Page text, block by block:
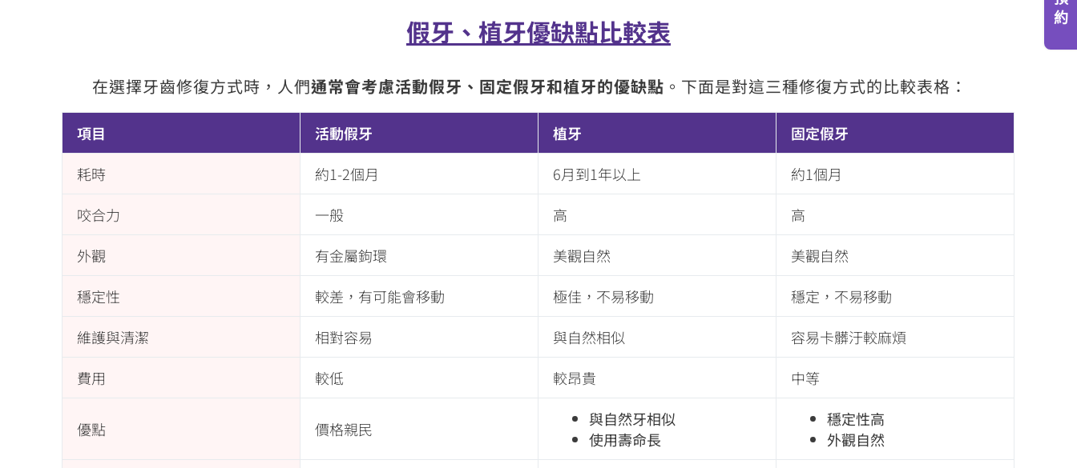
假牙、植牙優缺點比較表
在選擇牙齒修復方式時，人們通常會考慮活動假牙、固定假牙和植牙的優缺點 。下面是對這三種修復方式的比較表格：
項目 活動假牙 植牙
固定假牙
耗時
約1-2個月 6月到1年以上
約1個月
咬合力
一般 高
高
外觀
有金屬鉤環 美觀自然
美觀自然
穩定性
較差，有可能會移動 極佳，不易移動
穩定，不易移動
維護與清潔
相對容易 與自然相似
容易卡髒汙較麻煩
費用
較低 較昂貴 中等
優點 價格親民
與自然牙相似
使用壽命長
穩定性高
外觀自然
約